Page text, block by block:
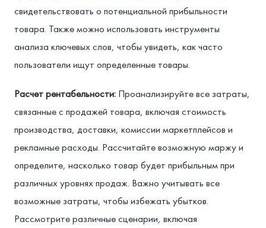
свидетельствовать о потенциальной прибыльности
товара. Также можно использовать инструменты
анализа ключевых слов, чтобы увидеть, как часто
пользователи ищут определенные товары.
Расчет рентабельности: Проанализируйте все затраты,
связанные с продажей товара, включая стоимость
производства, доставки, комиссии маркетплейсов и
рекламные расходы. Рассчитайте возможную маржу и
определите, насколько товар будет прибыльным при
различных уровнях продаж. Важно учитывать все
возможные затраты, чтобы избежать убытков.
Рассмотрите различные сценарии, включая